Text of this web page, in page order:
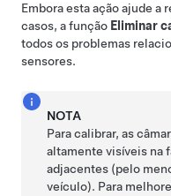
Embora esta ação ajude a
casos, a função Eliminar
todos os problemas
sensores.
NOTA
Para calibrar, as
altamente visíveis na
adjacentes (pelo
veículo). Para